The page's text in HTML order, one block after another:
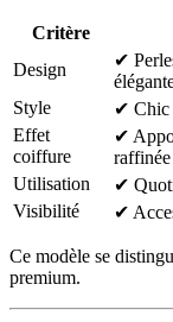
Critère
Design
✔
Style
✔ Chic
Effet
coiffure
✔
raffinée
Utilisation
✔
Visibilité
✔
Ce modèle se
premium.